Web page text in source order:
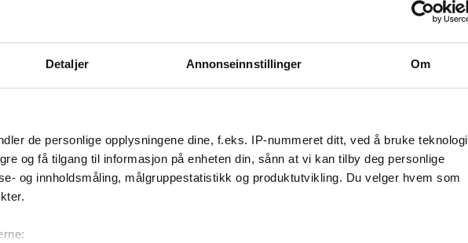
Detaljer Annonseinnstillinger Om
de personlige opplysningene dine, f.eks. IP-nummeret ditt, ved å bruke teknologi
og få tilgang til informasjon på enheten din, sånn at vi kan tilby deg personlige
og innholdsmåling, målgruppestatistikk og produktutvikling. Du velger hvem som